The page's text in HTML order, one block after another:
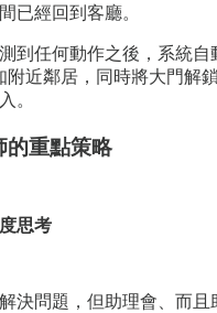
已經回到客廳。
到任何動作之後，系統自
附近鄰居，同時將大門解
。
的重點策略
思考
決問題，但助理會、而且